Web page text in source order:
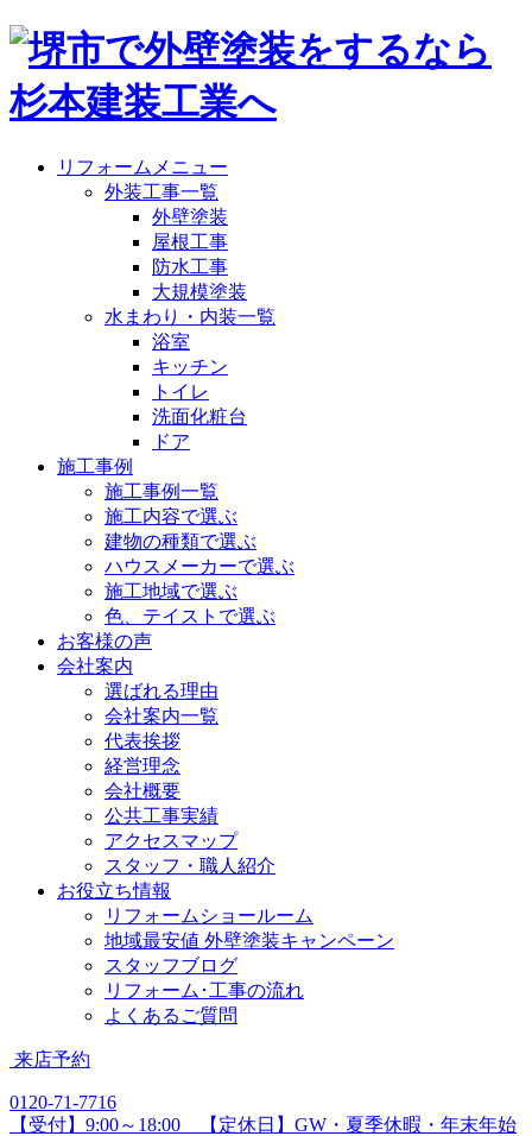
リフォームメニュー
外装工事一覧
外壁塗装
屋根工事
防水工事
大規模塗装
水まわり・内装一覧
浴室
キッチン
トイレ
洗面化粧台
ドア
施工事例
施工事例一覧
施工内容で選ぶ
建物の種類で選ぶ
ハウスメーカーで選ぶ
施工地域で選ぶ
色、テイストで選ぶ
お客様の声
会社案内
選ばれる理由
会社案内一覧
代表挨拶
経営理念
会社概要
公共工事実績
アクセスマップ
スタッフ・職人紹介
お役立ち情報
リフォームショールーム
地域最安値 外壁塗装キャンペーン
スタッフブログ
リフォーム･工事の流れ
よくあるご質問
来店予約
0120-71-7716
【受付】9:00～18:00 【定休日】GW・夏季休暇・年末年始